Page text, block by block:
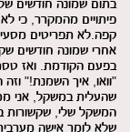
בתום שמונה חודשים
פיתויים מהמקרר, כי
קפה.לא תפריטים
אחרי שמונה חודשים
בפעם הקודמת. ואז
"וואו, איך השמנת!"
שהעלית במשקל, אני
המשקל שלי, שקשורות
שלא לומר אישה